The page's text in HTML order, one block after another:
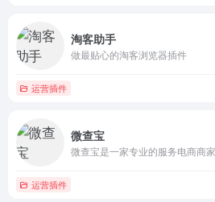
淘客助手
做最贴心的淘客浏览器插件
运营插件
微查宝
运营插件